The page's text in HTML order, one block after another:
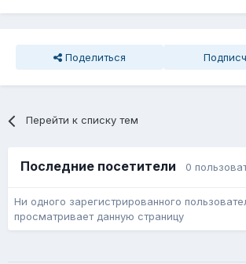
Поделиться
Перейти к списку тем
Последние посетители 0
Ни одного зарегистрированного
просматривает данную страницу